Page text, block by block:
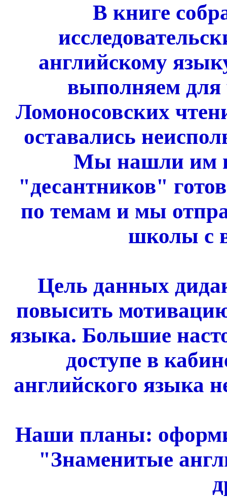
В книге
английскому
выполняем для
Ломоносовских
оставались
Мы нашли им
"десантников"
по темам и мы
школы с
Цель данных
повысить
языка. Большие
доступе в
английского языка
Наши планы:
"Знаменитые